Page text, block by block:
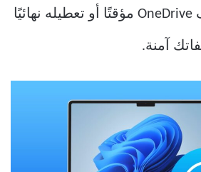
على خطوات إيقاف OneDrive مؤقتًا أو تعطيله نهائيًا
آمنة.